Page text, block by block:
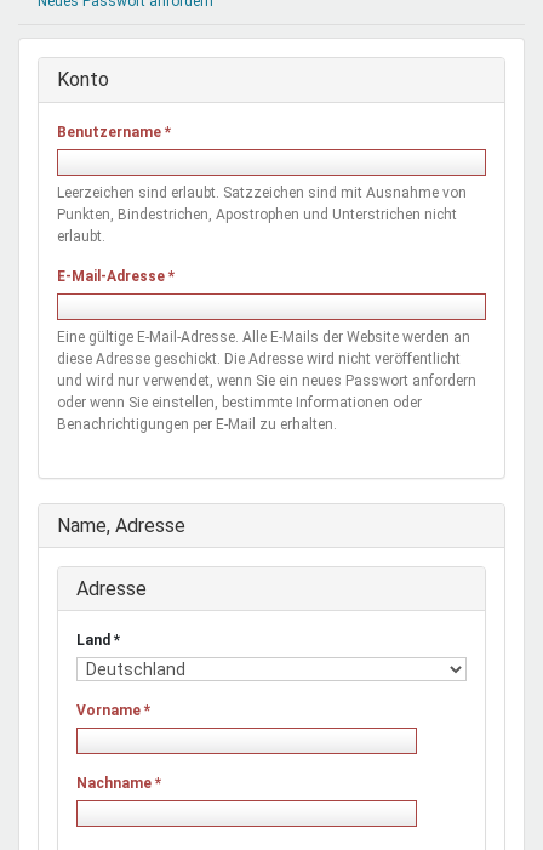
Schule & Beruf
Demokratie & Beteiligung
Konto
Benutzername *
Leerzeichen sind erlaubt. Satzzeichen sind mit Ausnahme von
Punkten, Bindestrichen, Apostrophen und Unterstrichen nicht
erlaubt.
E-Mail-Adresse *
Eine gültige E-Mail-Adresse. Alle E-Mails der Website werden an
diese Adresse geschickt. Die Adresse wird nicht veröffentlicht
und wird nur verwendet, wenn Sie ein neues Passwort anfordern
oder wenn Sie einstellen, bestimmte Informationen oder
Benachrichtigungen per E-Mail zu erhalten.
Ausblenden
Name, Adresse
Adresse
Land *
Vorname *
Nachname *